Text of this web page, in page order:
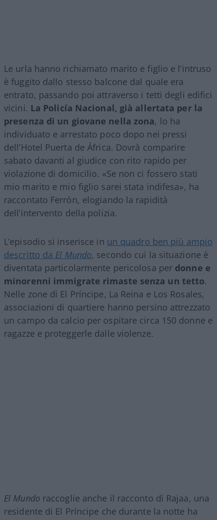
Le urla hanno richiamato marito e figlio e l’intruso
è fuggito dallo stesso balcone dal quale era
entrato, passando poi attraverso i tetti degli edifici
vicini. La Policía Nacional, già allertata per la
presenza di un giovane nella zona, lo ha
individuato e arrestato poco dopo nei pressi
dell’Hotel Puerta de África. Dovrà comparire
sabato davanti al giudice con rito rapido per
violazione di domicilio. «Se non ci fossero stati
mio marito e mio figlio sarei stata indifesa», ha
raccontato Ferrón, elogiando la rapidità
dell’intervento della polizia.
L’episodio si inserisce in un quadro ben più ampio
descritto da El Mundo, secondo cui la situazione è
diventata particolarmente pericolosa per donne e
minorenni immigrate rimaste senza un tetto.
Nelle zone di El Príncipe, La Reina e Los Rosales,
associazioni di quartiere hanno persino attrezzato
un campo da calcio per ospitare circa 150 donne e
ragazze e proteggerle dalle violenze.
El Mundo raccoglie anche il racconto di Rajaa, una
residente di El Príncipe che durante la notte ha